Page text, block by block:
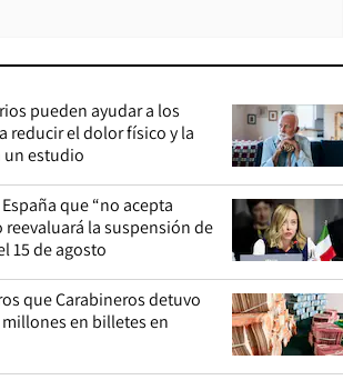
pueden ayudar a los
reducir el dolor físico y la
un estudio
que “no acepta
la suspensión de
15 de agosto
que Carabineros detuvo
en billetes en